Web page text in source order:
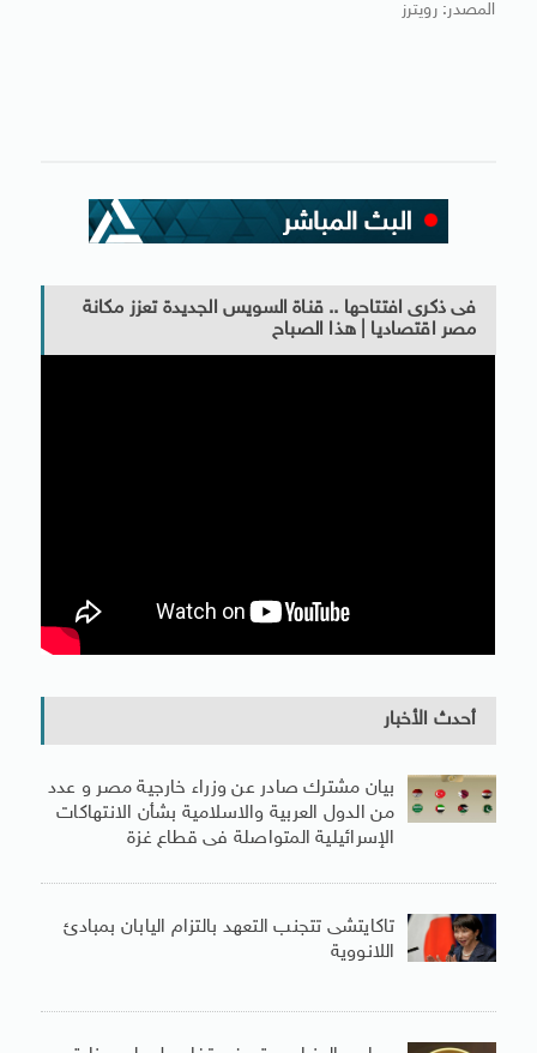
المصدر: رويترز
فى ذكرى افتتاحها .. قناة السويس الجديدة تعزز مكانة
مصر اقتصاديا | هذا الصباح
أحدث الأخبار
بيان مشترك صادر عن وزراء خارجية مصر و عدد
من الدول العربية والاسلامية بشأن الانتهاكات
الإسرائيلية المتواصلة فى قطاع غزة
تاكايتشى تتجنب التعهد بالتزام اليابان بمبادئ
اللانووية